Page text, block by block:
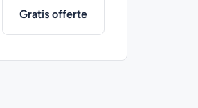
Gratis offerte